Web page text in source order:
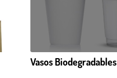
Vasos Biodegradables